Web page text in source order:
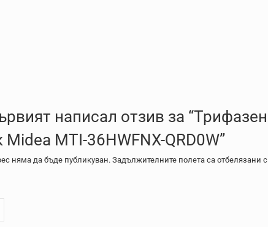
написал отзив за
MTI-36HWFNX-QRD0W”
няма да бъде публикуван. Задължителните полета са отбелязани с